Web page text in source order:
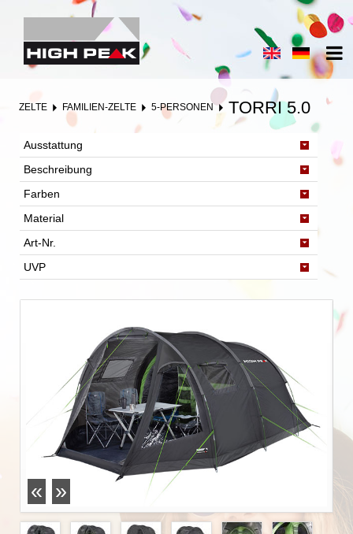
ZELTE FAMILIEN-ZELTE 5-PERSONEN TORRI 5.0
Ausstattung
Beschreibung
Farben
Material
Art-Nr.
UVP
« »